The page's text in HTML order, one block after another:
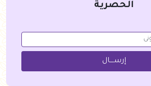
الحصرية
إرســــال